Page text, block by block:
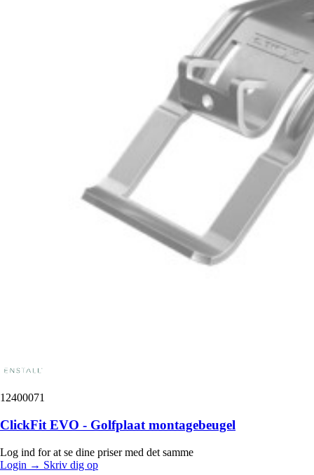
12400071
ClickFit EVO - Golfplaat montagebeugel
Log ind for at se dine priser med det samme
Login → Skriv dig op